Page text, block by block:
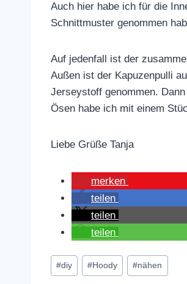
Auch hier habe ich für die
Schnittmuster genommen
Auf jedenfall ist der
Außen ist der Kapuzenpulli
Jerseystoff genommen.
Ösen habe ich mit einem
Liebe Grüße Tanja
merken
teilen
teilen
teilen
Schlagworte:
#diy #Hoody #nähen